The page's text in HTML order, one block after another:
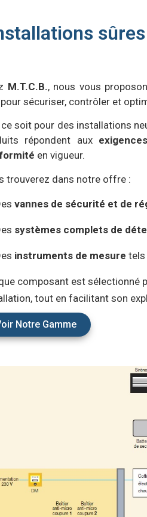
M.T.C.B., nous vous
pour sécuriser, contrôler et
ce soit pour des installations
répondent aux
en vigueur.
trouverez dans notre offre :
vannes de sécurité et de
systèmes complets de
instruments de mesure tels
composant est sélectionné
tout en facilitant son
Notre Gamme